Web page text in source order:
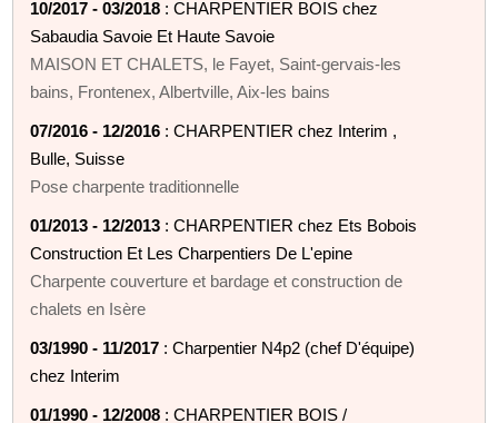
10/2017 - 03/2018 : CHARPENTIER BOIS chez
Sabaudia Savoie Et Haute Savoie
MAISON ET CHALETS, le Fayet, Saint-gervais-les
bains, Frontenex, Albertville, Aix-les bains
07/2016 - 12/2016 : CHARPENTIER chez Interim ,
Bulle, Suisse
Pose charpente traditionnelle
01/2013 - 12/2013 : CHARPENTIER chez Ets Bobois
Construction Et Les Charpentiers De L'epine
Charpente couverture et bardage et construction de
chalets en Isère
03/1990 - 11/2017 : Charpentier N4p2 (chef D'équipe)
chez Interim
01/1990 - 12/2008 : CHARPENTIER BOIS /